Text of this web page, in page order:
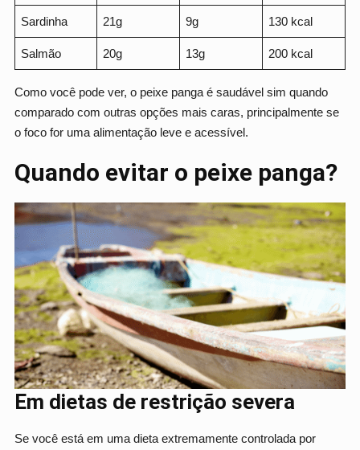
Sardinha 21g 9g 130 kcal
Salmão 20g 13g 200 kcal
Como você pode ver, o peixe panga é saudável sim quando
comparado com outras opções mais caras, principalmente se
o foco for uma alimentação leve e acessível.
Quando evitar o peixe panga?
Em dietas de restrição severa
Se você está em uma dieta extremamente controlada por